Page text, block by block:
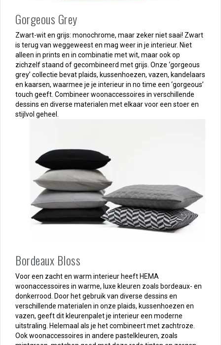
Gorgeous Grey
Zwart-wit en grijs: monochrome, maar zeker niet saai! Zwart
is terug van weggeweest en mag weer in je interieur. Niet
alleen in prints en in combinatie met wit, maar ook op
zichzelf staand of gecombineerd met grijs. Onze ‘gorgeous
grey’ collectie bevat plaids, kussenhoezen, vazen, kandelaars
en kaarsen, waarmee je je interieur in no time een ‘gorgeous’
touch geeft. Combineer woonaccessoires in verschillende
dessins en diverse materialen met elkaar voor een stoer en
stijlvol geheel.
Bordeaux Bloss
Voor een zacht en warm interieur heeft HEMA
woonaccessoires in warme, luxe kleuren zoals bordeaux- en
donkerrood. Door het gebruik van diverse dessins en
verschillende materialen in onze plaids, kussenhoezen en
vazen, geeft dit kleurenpalet je interieur een moderne
uitstraling. Helemaal als je het combineert met zachtroze.
Ook woonaccessoires in andere pastelkleuren, zoals